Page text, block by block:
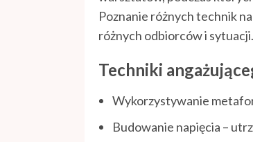
Poznanie różnych technik
różnych odbiorców i sytuacji.
Techniki
Wykorzystywanie
Budowanie napięcia –